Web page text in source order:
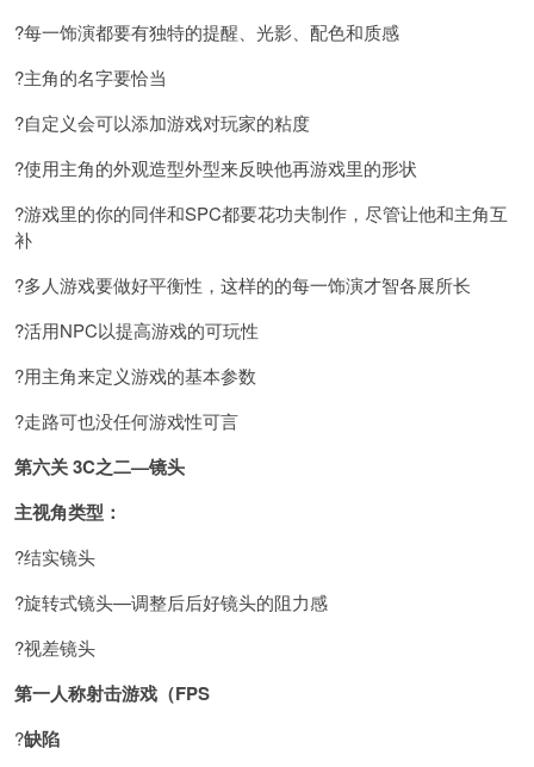
?每一饰演都要有独特的提醒、光影、配色和质感
?主角的名字要恰当
?自定义会可以添加游戏对玩家的粘度
?使用主角的外观造型外型来反映他再游戏里的形状
?游戏里的你的同伴和SPC都要花功夫制作，尽管让他和主角互
补
?多人游戏要做好平衡性，这样的的每一饰演才智各展所长
?活用NPC以提高游戏的可玩性
?用主角来定义游戏的基本参数
?走路可也没任何游戏性可言
第六关 3C之二—镜头
主视角类型：
?结实镜头
?旋转式镜头—调整后后好镜头的阻力感
?视差镜头
第一人称射击游戏（FPS
?缺陷